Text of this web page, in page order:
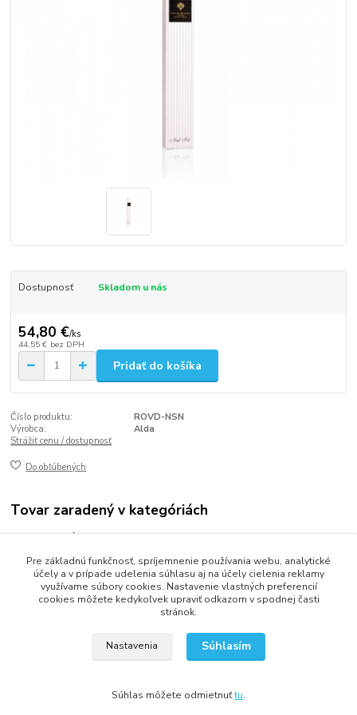
Dostupnosť Skladom u nás
54,80 €/ks
44,55 € bez DPH
Pridať do košíka
Číslo produktu:
ROVD-NSN
Výrobca:
Alda
Strážiť cenu / dostupnosť
Do obľúbených
Tovar zaradený v kategóriách
Hotelová kozmetika
VITTORE DE CONTI
2013 - 2025 LOVITECH, s.r.o. - Už 12 rokov s Vami...
Pre základnú funkčnosť, spríjemnenie používania webu, analytické
účely a v prípade udelenia súhlasu aj na účely cielenia reklamy
využívame súbory cookies. Nastavenie vlastných preferencií
cookies môžete kedykoľvek upraviť odkazom v spodnej časti
stránok.
Nastavenia Súhlasím
Súhlas môžete odmietnuťtu.